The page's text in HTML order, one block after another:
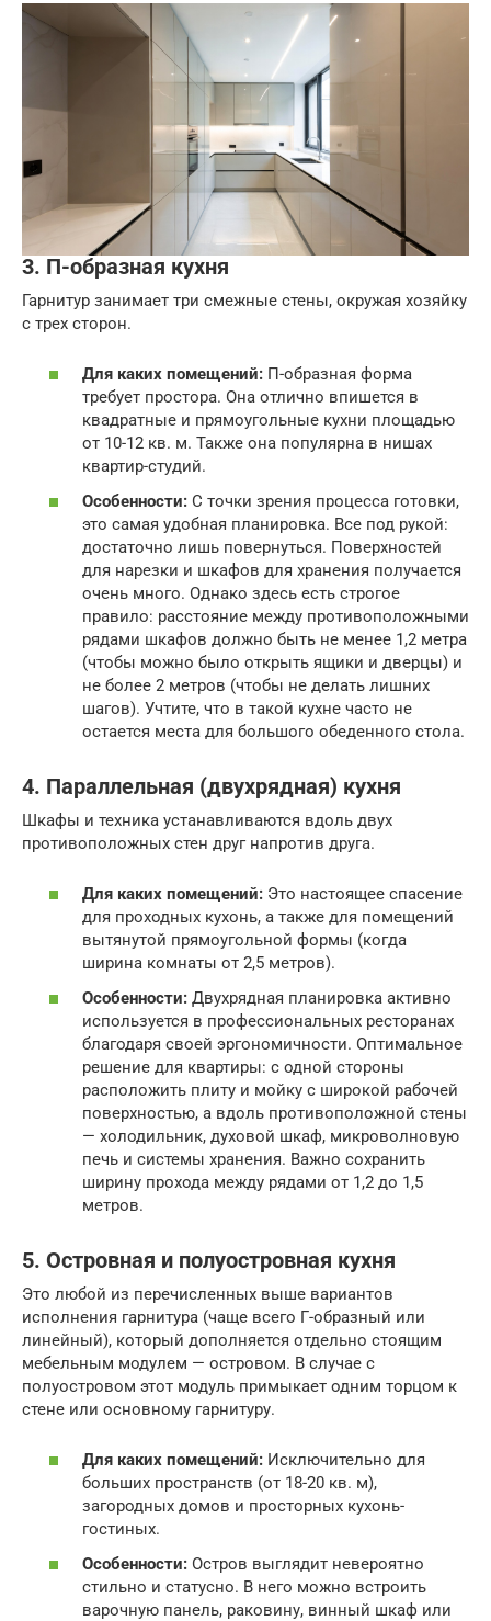
3. П-образная кухня
Гарнитур занимает три смежные стены, окружая хозяйку
с трех сторон.
Для каких помещений: П-образная форма
требует простора. Она отлично впишется в
квадратные и прямоугольные кухни площадью
от 10-12 кв. м. Также она популярна в нишах
квартир-студий.
Особенности: С точки зрения процесса готовки,
это самая удобная планировка. Все под рукой:
достаточно лишь повернуться. Поверхностей
для нарезки и шкафов для хранения получается
очень много. Однако здесь есть строгое
правило: расстояние между противоположными
рядами шкафов должно быть не менее 1,2 метра
(чтобы можно было открыть ящики и дверцы) и
не более 2 метров (чтобы не делать лишних
шагов). Учтите, что в такой кухне часто не
остается места для большого обеденного стола.
4. Параллельная (двухрядная) кухня
Шкафы и техника устанавливаются вдоль двух
противоположных стен друг напротив друга.
Для каких помещений: Это настоящее спасение
для проходных кухонь, а также для помещений
вытянутой прямоугольной формы (когда
ширина комнаты от 2,5 метров).
Особенности: Двухрядная планировка активно
используется в профессиональных ресторанах
благодаря своей эргономичности. Оптимальное
решение для квартиры: с одной стороны
расположить плиту и мойку с широкой рабочей
поверхностью, а вдоль противоположной стены
— холодильник, духовой шкаф, микроволновую
печь и системы хранения. Важно сохранить
ширину прохода между рядами от 1,2 до 1,5
метров.
5. Островная и полуостровная кухня
Это любой из перечисленных выше вариантов
исполнения гарнитура (чаще всего Г-образный или
линейный), который дополняется отдельно стоящим
мебельным модулем — островом. В случае с
полуостровом этот модуль примыкает одним торцом к
стене или основному гарнитуру.
Для каких помещений: Исключительно для
больших пространств (от 18-20 кв. м),
загородных домов и просторных кухонь-
гостиных.
Особенности: Остров выглядит невероятно
стильно и статусно. В него можно встроить
варочную панель, раковину, винный шкаф или